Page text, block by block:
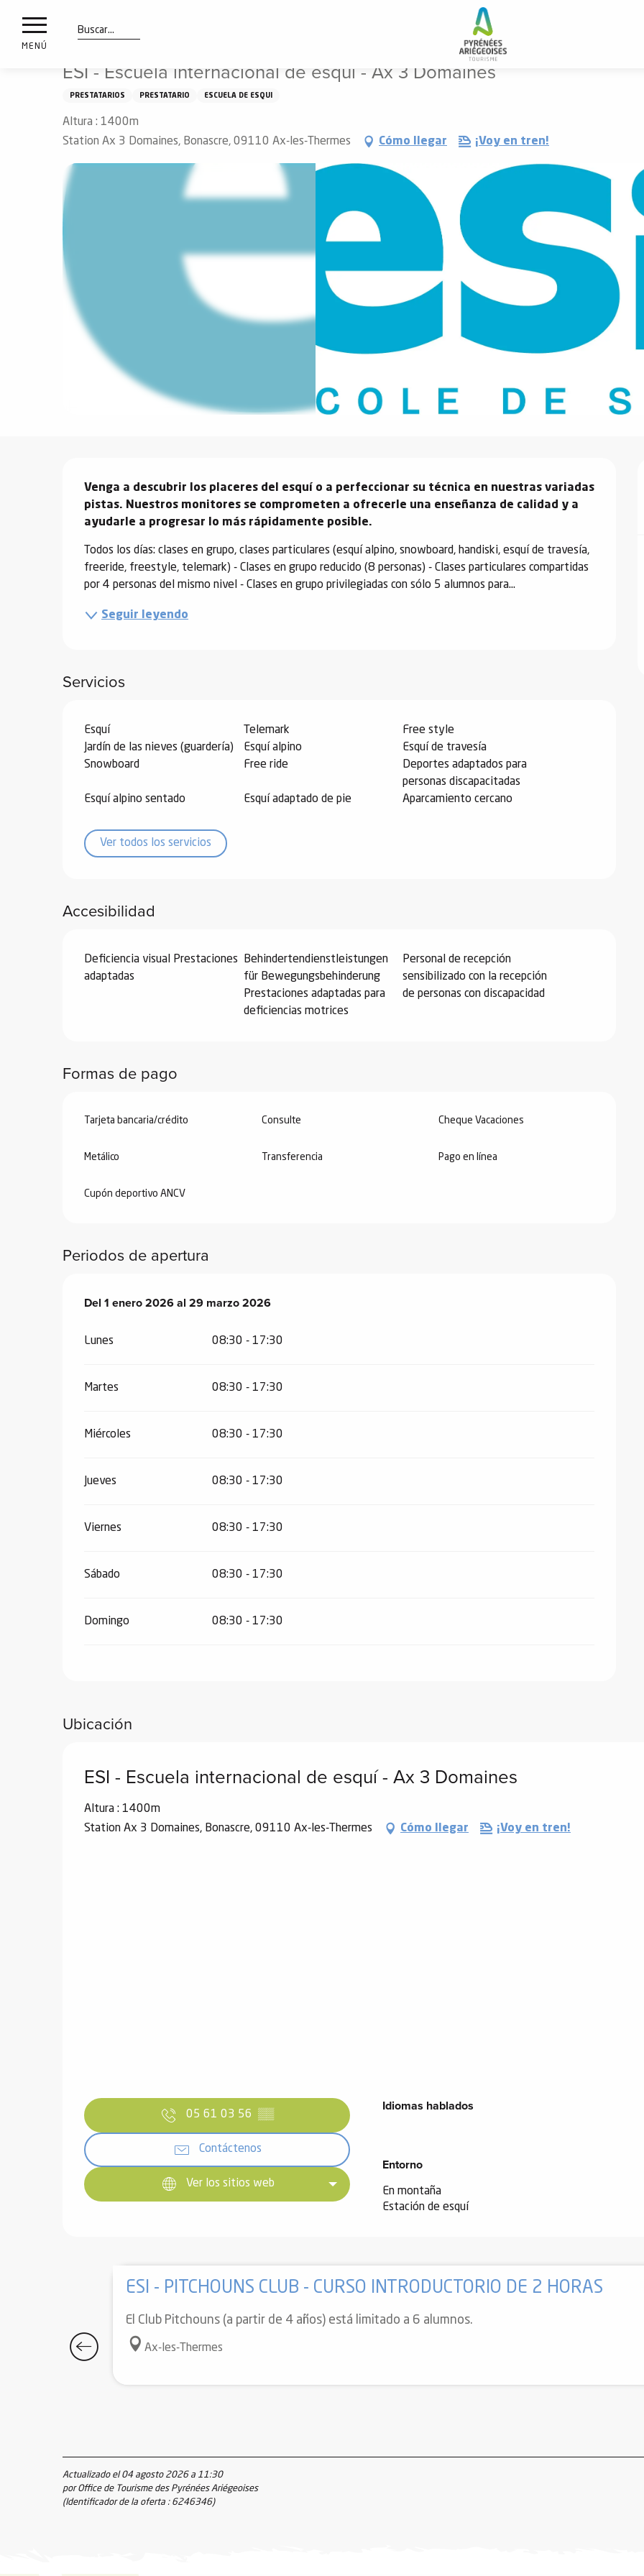
contenu
MENÚ
ESI - Escuela internacional de esquí - Ax 3 Domaines
PRESTATARIOS PRESTATARIO ESCUELA DE ESQUI
Altura : 1400m
Station Ax 3 Domaines, Bonascre, 09110 Ax-les-Thermes
Cómo llegar ¡Voy en tren!
Descripción
Venga a descubrir los placeres del esquí o a perfeccionar su técnica en nuestras variadas
pistas. Nuestros monitores se comprometen a ofrecerle una enseñanza de calidad y a
ayudarle a progresar lo más rápidamente posible.
Todos los días: clases en grupo, clases particulares (esquí alpino, snowboard, handiski, esquí de travesía,
freeride, freestyle, telemark) - Clases en grupo reducido (8 personas) - Clases particulares compartidas
por 4 personas del mismo nivel - Clases en grupo privilegiadas con sólo 5 alumnos para...
Seguir leyendo
Servicios
Esquí Telemark
Free style
Jardín de las nieves (guardería)
Esquí alpino
Esquí de travesía
Snowboard
Free ride
Deportes adaptados para
personas discapacitadas
Esquí alpino sentado
Esquí adaptado de pie Aparcamiento cercano
Ver todos los servicios
Accesibilidad
Deficiencia visual Prestaciones
adaptadas
Behindertendienstleistungen
für Bewegungsbehinderung
Prestaciones adaptadas para
deficiencias motrices
Personal de recepción
sensibilizado con la recepción
de personas con discapacidad
Formas de pago
Tarjeta bancaria/crédito Consulte Cheque Vacaciones
Metálico Transferencia Pago en línea
Cupón deportivo ANCV
Periodos de apertura
Del 1 enero 2026al 29 marzo 2026
Del 1 enero 2026al 29 marzo 2026
Lunes 08:30 - 17:30
Martes 08:30 - 17:30
Miércoles 08:30 - 17:30
Jueves 08:30 - 17:30
Viernes 08:30 - 17:30
Sábado 08:30 - 17:30
Domingo 08:30 - 17:30
Ubicación
ESI - Escuela internacional de esquí - Ax 3 Domaines
Altura : 1400m
Station Ax 3 Domaines, Bonascre, 09110 Ax-les-Thermes
Cómo llegar ¡Voy en tren!
05 61 03 56 ▒▒
Contáctenos
Ver los sitios web
Idiomas hablados
Idiomas hablados
Entorno
Entorno
En montaña
Estación de esquí
ESI - PITCHOUNS CLUB - CURSO INTRODUCTORIO DE 2 HORAS
El Club Pitchouns (a partir de 4 años) está limitado a 6 alumnos.
Ax-les-Thermes
Actualizado el 04 agosto 2026 a 11:30
por Office de Tourisme des Pyrénées Ariégeoises
(Identificador de la oferta : 6246346)